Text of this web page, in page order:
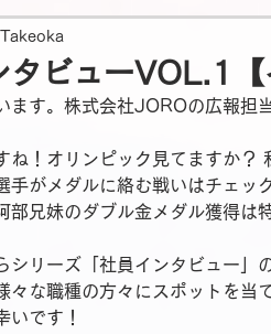
タビューVOL.1
ます。株式会社JOROの広報担
ね！オリンピック見てますか？
手がメダルに絡む戦いはチェッ
部兄妹のダブル金メダル獲得は
シリーズ「社員インタビュー」
々な職種の方々にスポットを当
いです！